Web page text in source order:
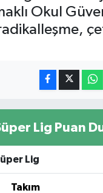
Okul
Lig Puan
Lig
Takım